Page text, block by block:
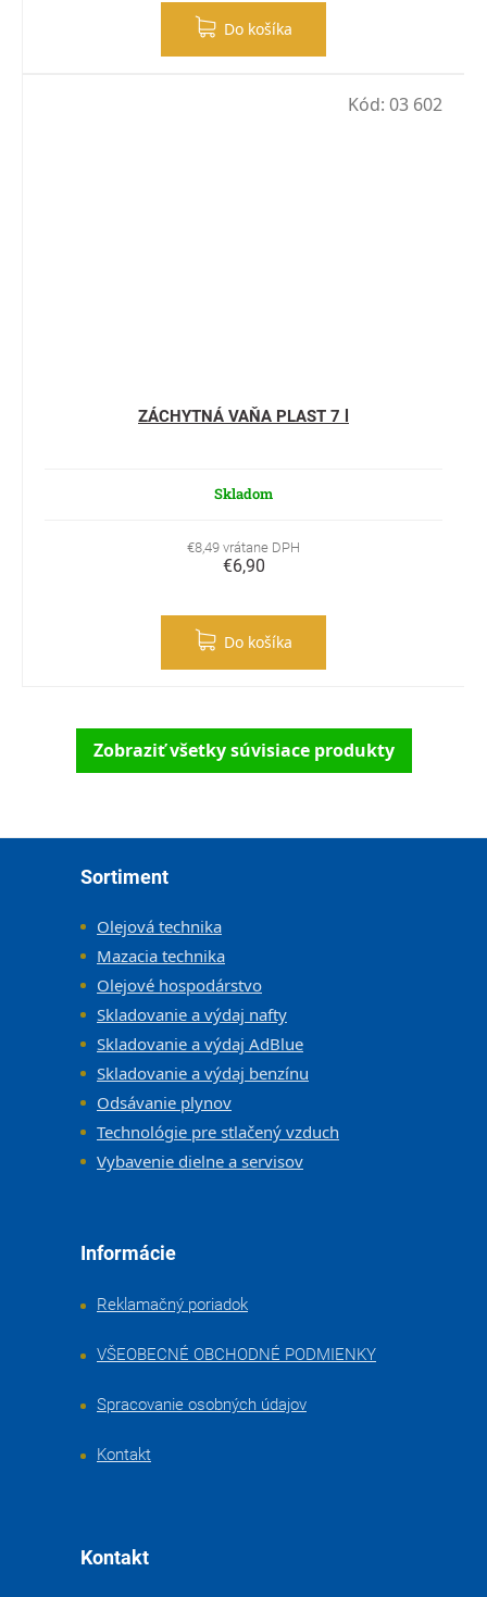
Do košíka
ZÁCHYTNÁ VAŇA PLAST 7 l
Skladom
€8,49 vrátane DPH
€6,90
Do košíka
Kód: 03 602
Zobraziť všetky súvisiace produkty
Sortiment
Olejová technika
Mazacia technika
Olejové hospodárstvo
Skladovanie a výdaj nafty
Skladovanie a výdaj AdBlue
Skladovanie a výdaj benzínu
Odsávanie plynov
Technológie pre stlačený vzduch
Vybavenie dielne a servisov
Informácie
Reklamačný poriadok
VŠEOBECNÉ OBCHODNÉ PODMIENKY
Spracovanie osobných údajov
Kontakt
Kontakt